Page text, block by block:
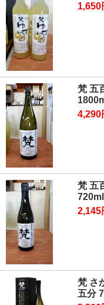
1,650
梵 五
4,290
梵 五
720ml
2,145
梵 さ
五分